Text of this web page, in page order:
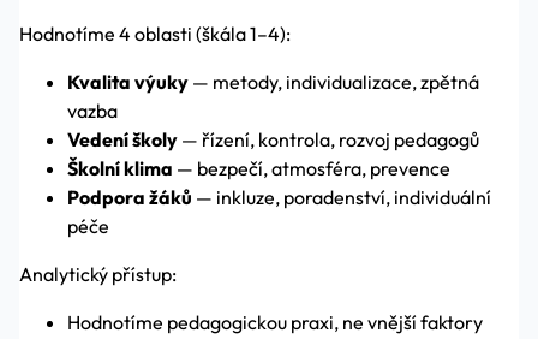
Hodnotíme 4 oblasti (škála 1–4):
Kvalita výuky — metody, individualizace, zpětná
vazba
Vedení školy — řízení, kontrola, rozvoj pedagogů
Školní klima — bezpečí, atmosféra, prevence
Podpora žáků — inkluze, poradenství, individuální
péče
Analytický přístup:
Hodnotíme pedagogickou praxi, ne vnější faktory